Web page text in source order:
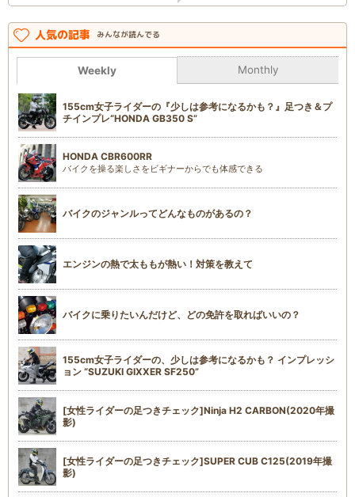
人気の記事 みんなが読んでる
Weekly Monthly
155cm女子ライダーの『少しは参考になるかも？』足つき＆プ
チインプレ“HONDA GB350 S”
HONDA CBR600RR
バイクを操る楽しさをビギナーからでも体感できる
バイクのジャンルってどんなものがあるの？
エンジンの熱で太ももが熱い！対策を教えて
バイクに乗りたいんだけど、どの免許を取ればいいの？
155cm女子ライダーの、少しは参考になるかも？ インプレッシ
ョン “SUZUKI GIXXER SF250”
[女性ライダーの足つきチェック]Ninja H2 CARBON(2020年撮
影)
[女性ライダーの足つきチェック]SUPER CUB C125(2019年撮
影)